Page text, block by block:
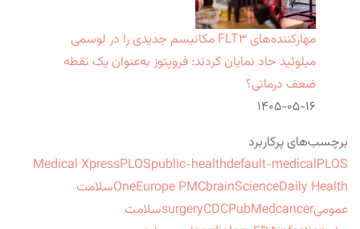
مهارکننده‌های FLT۳ مکانیسم جدیدی را در لوسمی
میلوئید حاد نمایان کردند: فروپتوز به‌عنوان یک نقطه
ضعف درمانی؟
۱۴۰۵-۰۵-۱۶
برچسب‌های پرکاربرد
Medical XpressPLOSpublic-healthdefault-medicalPLOS
OneEurope PMCbrainScienceDaily Health
سلامت
عمومی
surgeryCDCPubMedcancer
سلامت